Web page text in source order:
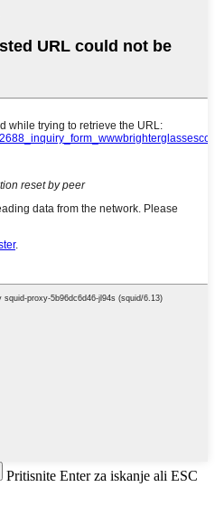
Pritisnite Enter za iskanje ali ESC